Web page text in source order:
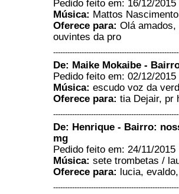
Pedido feito em: 16/12/
Música: Mattos
Oferece para: Olá
ouvintes da pro
De: Maike Mokaibe -
Pedido feito em: 02/12/
Música: escudo voz da
Oferece para: tia Dejair, pr
De: Henrique - Bairro:
mg
Pedido feito em: 24/11/
Música: sete trombetas /
Oferece para: lucia,